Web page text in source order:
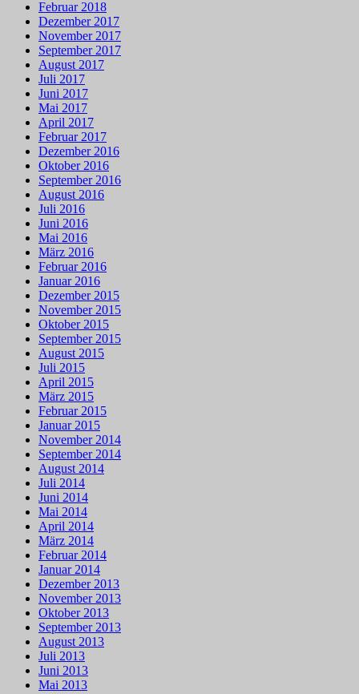
Februar 2018
Dezember 2017
November 2017
September 2017
August 2017
Juli 2017
Juni 2017
Mai 2017
April 2017
Februar 2017
Dezember 2016
Oktober 2016
September 2016
August 2016
Juli 2016
Juni 2016
Mai 2016
März 2016
Februar 2016
Januar 2016
Dezember 2015
November 2015
Oktober 2015
September 2015
August 2015
Juli 2015
April 2015
März 2015
Februar 2015
Januar 2015
November 2014
September 2014
August 2014
Juli 2014
Juni 2014
Mai 2014
April 2014
März 2014
Februar 2014
Januar 2014
Dezember 2013
November 2013
Oktober 2013
September 2013
August 2013
Juli 2013
Juni 2013
Mai 2013